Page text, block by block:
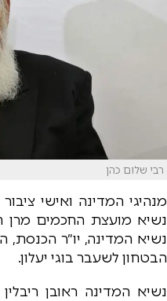
רבי שלום כהן
מנהיגי המדינה ואישי
נשיא מועצת החכמים מרן
נשיא המדינה, יו״ר הכנסת,
הבטחון לשעבר בוגי יעלון.
נשיא המדינה ראובן